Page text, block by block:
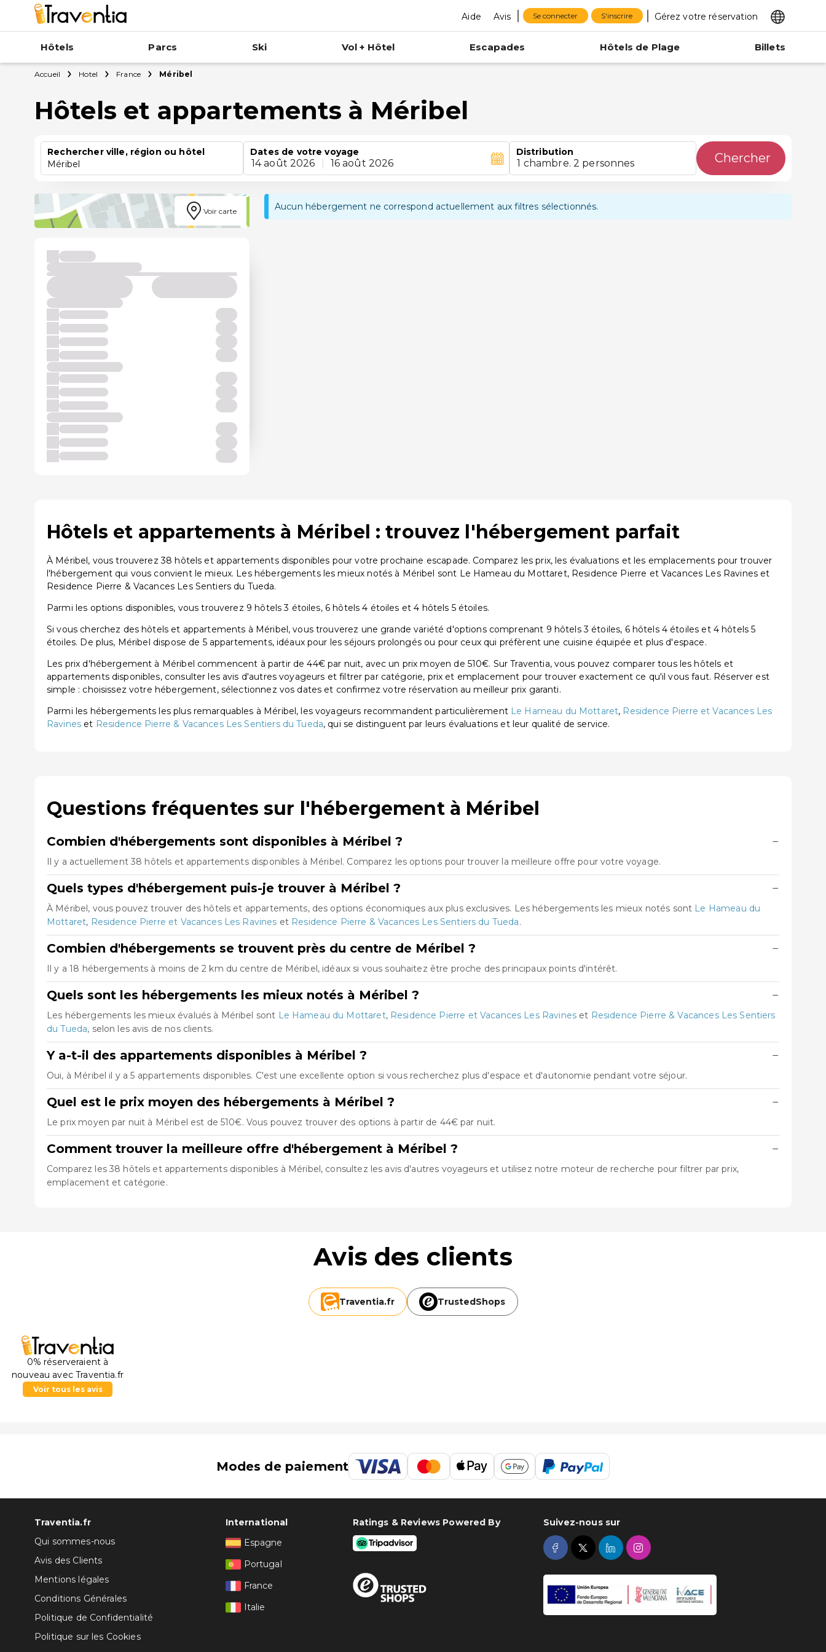
Aide Avis Se connecter S'inscrire Gérez votre réservation
Hôtels Parcs Ski Vol + Hôtel Escapades Hôtels de Plage Billets
Accueil Hotel France Méribel
Hôtels et appartements à Méribel
Rechercher ville, région ou hôtel
Méribel
Dates de votre voyage
14 août 2026 16 août 2026
Distribution
1 chambre. 2 personnes Chercher
Voir carte Aucun hébergement ne correspond actuellement aux filtres sélectionnés.
Hôtels et appartements à Méribel : trouvez l'hébergement parfait
À Méribel, vous trouverez 38 hôtels et appartements disponibles pour votre prochaine escapade. Comparez les prix, les évaluations et les emplacements pour trouver
l'hébergement qui vous convient le mieux. Les hébergements les mieux notés à Méribel sont Le Hameau du Mottaret, Residence Pierre et Vacances Les Ravines et
Residence Pierre & Vacances Les Sentiers du Tueda.
Parmi les options disponibles, vous trouverez 9 hôtels 3 étoiles, 6 hôtels 4 étoiles et 4 hôtels 5 étoiles.
Si vous cherchez des hôtels et appartements à Méribel, vous trouverez une grande variété d'options comprenant 9 hôtels 3 étoiles, 6 hôtels 4 étoiles et 4 hôtels 5
étoiles. De plus, Méribel dispose de 5 appartements, idéaux pour les séjours prolongés ou pour ceux qui préfèrent une cuisine équipée et plus d'espace.
Les prix d'hébergement à Méribel commencent à partir de 44€ par nuit, avec un prix moyen de 510€. Sur Traventia, vous pouvez comparer tous les hôtels et
appartements disponibles, consulter les avis d'autres voyageurs et filtrer par catégorie, prix et emplacement pour trouver exactement ce qu'il vous faut. Réserver est
simple : choisissez votre hébergement, sélectionnez vos dates et confirmez votre réservation au meilleur prix garanti.
Parmi les hébergements les plus remarquables à Méribel, les voyageurs recommandent particulièrement Le Hameau du Mottaret, Residence Pierre et Vacances Les
Ravines et Residence Pierre & Vacances Les Sentiers du Tueda, qui se distinguent par leurs évaluations et leur qualité de service.
Questions fréquentes sur l'hébergement à Méribel
Combien d'hébergements sont disponibles à Méribel ? −
Il y a actuellement 38 hôtels et appartements disponibles à Méribel. Comparez les options pour trouver la meilleure offre pour votre voyage.
Quels types d'hébergement puis-je trouver à Méribel ? −
À Méribel, vous pouvez trouver des hôtels et appartements, des options économiques aux plus exclusives. Les hébergements les mieux notés sont Le Hameau du
Mottaret, Residence Pierre et Vacances Les Ravines et Residence Pierre & Vacances Les Sentiers du Tueda.
Combien d'hébergements se trouvent près du centre de Méribel ? −
Il y a 18 hébergements à moins de 2 km du centre de Méribel, idéaux si vous souhaitez être proche des principaux points d'intérêt.
Quels sont les hébergements les mieux notés à Méribel ? −
Les hébergements les mieux évalués à Méribel sont Le Hameau du Mottaret, Residence Pierre et Vacances Les Ravines et Residence Pierre & Vacances Les Sentiers
du Tueda, selon les avis de nos clients.
Y a-t-il des appartements disponibles à Méribel ? −
Oui, à Méribel il y a 5 appartements disponibles. C'est une excellente option si vous recherchez plus d'espace et d'autonomie pendant votre séjour.
Quel est le prix moyen des hébergements à Méribel ? −
Le prix moyen par nuit à Méribel est de 510€. Vous pouvez trouver des options à partir de 44€ par nuit.
Comment trouver la meilleure offre d'hébergement à Méribel ? −
Comparez les 38 hôtels et appartements disponibles à Méribel, consultez les avis d'autres voyageurs et utilisez notre moteur de recherche pour filtrer par prix,
emplacement et catégorie.
Avis des clients
Traventia.fr TrustedShops
0% réserveraient à
nouveau avec Traventia.fr
Voir tous les avis
Modes de paiement
Traventia.fr
Qui sommes-nous
Avis des Clients
Mentions légales
Conditions Générales
Politique de Confidentialité
Politique sur les Cookies
International
Espagne
Portugal
France
Italie
Ratings & Reviews Powered By Suivez-nous sur